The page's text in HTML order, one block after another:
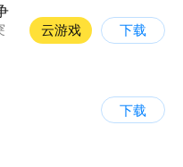
云游戏 下载
下载